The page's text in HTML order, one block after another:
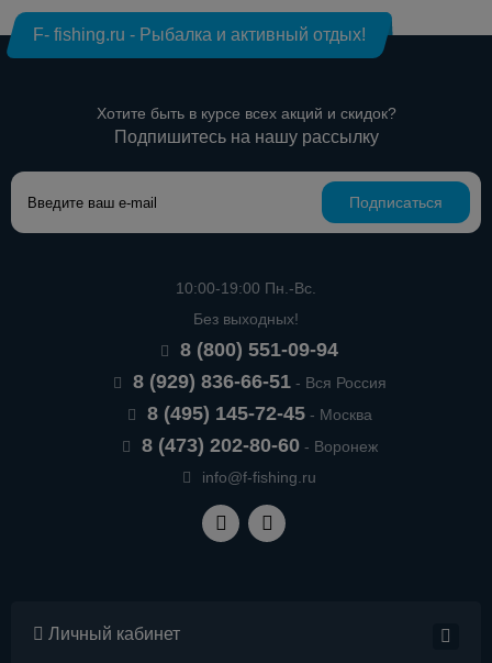
F- fishing.ru - Рыбалка и активный отдых!
Хотите быть в курсе всех акций и скидок?
Подпишитесь на нашу рассылку
Подписаться
10:00-19:00 Пн.-Вс.
Без выходных!
8 (800) 551-09-94
8 (929) 836-66-51- Вся Россия
8 (495) 145-72-45- Москва
8 (473) 202-80-60- Воронеж
info@f-fishing.ru
Личный кабинет